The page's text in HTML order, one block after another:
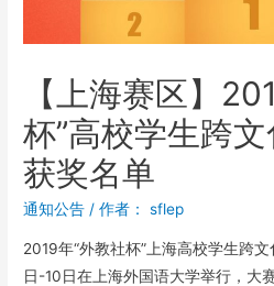
【上海赛区】
杯”高校学生跨
获奖名单
通知公告 / 作者：sflep
2019年“外教社杯”上海高校学生跨
日-10日在上海外国语大学举行，大